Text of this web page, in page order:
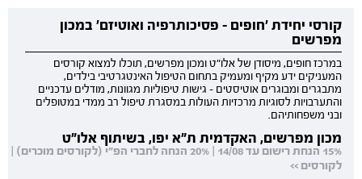
קורסי יחידת 'חופים - פסיכותרפיה ואוטיזם' במכון
מפרשים
במרכז חופים, מיסודן של אלו"ט ומכון מפרשים, תוכלו למצוא קורסים
המעניקים ידע מקיף ומעמיק בתחום הטיפול האינטגרטיבי בילדים,
מתבגרים ומבוגרים אוטיסטים - גישות טיפוליות מגוונות, מודלים עדכניים
והתערבויות לסוגיות מרכזיות העולות במסגרת טיפול רב ממדי במטופלים
ובני משפחותיהם.
מכון מפרשים, האקדמית ת"א יפו, בשיתוף אלו"ט
15% הנחת רישום עד 14/08 | 20% הנחה לחברי הפ"י (לקורסים מוכרים) |
לקורסים >>